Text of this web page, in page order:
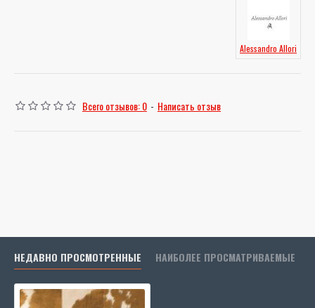
Alessandro Allori
Всего отзывов: 0 - Написать отзыв
НЕДАВНО ПРОСМОТРЕННЫЕ НАИБОЛЕЕ ПРОСМАТРИВАЕМЫЕ